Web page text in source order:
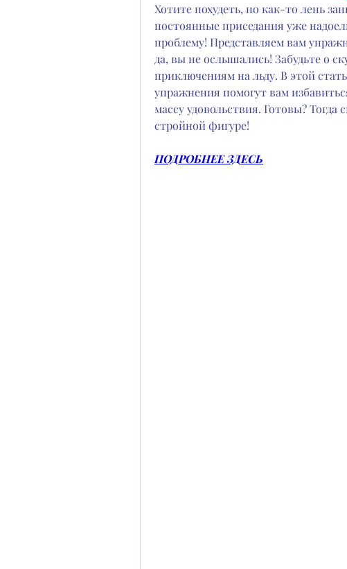
Хотите похудеть, но как-то лень
постоянные приседания уже
проблему! Представляем вам
да, вы не ослышались! Забудьте о
приключениям на льду. В этой
упражнения помогут вам
массу удовольствия. Готовы? Тогда
стройной фигуре!
ПОДРОБНЕЕ ЗДЕСЬ